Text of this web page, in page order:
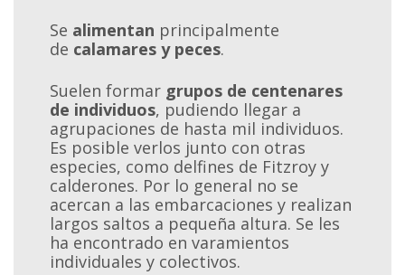
Se alimentan principalmente
de calamares y peces.
Suelen formar grupos de centenares
de individuos, pudiendo llegar a
agrupaciones de hasta mil individuos.
Es posible verlos junto con otras
especies, como delfines de Fitzroy y
calderones. Por lo general no se
acercan a las embarcaciones y realizan
largos saltos a pequeña altura. Se les
ha encontrado en varamientos
individuales y colectivos.